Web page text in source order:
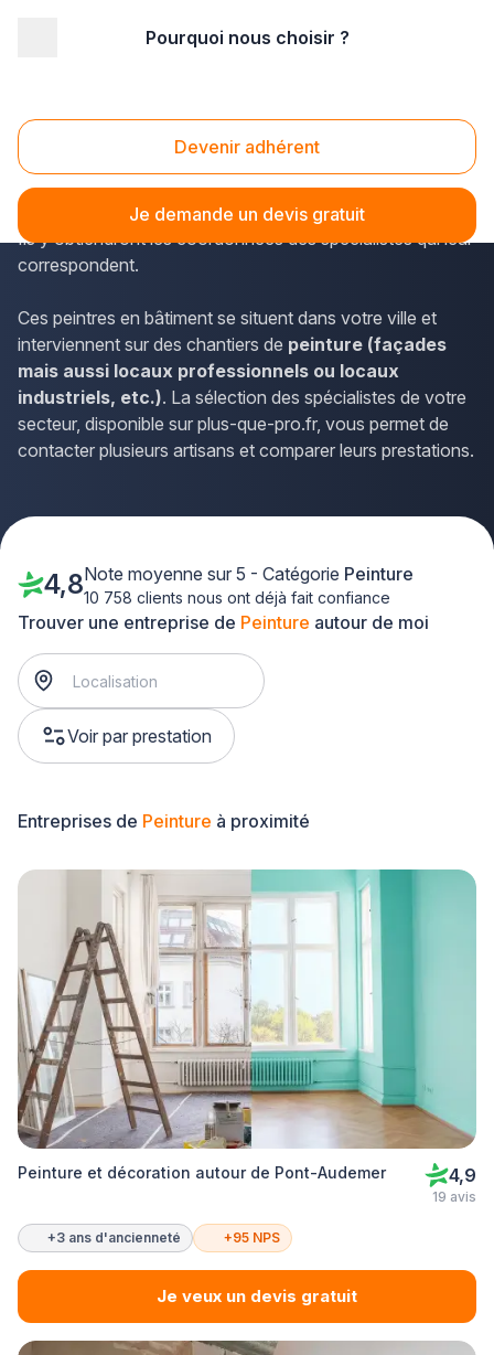
Pourquoi nous choisir ?
Devenir adhérent
Je demande un devis gratuit
Peinture Déville-lès-Rouen (76250)
Afin de trouver des peintres en bâtiment, les résidents de
Déville-lès-Rouen peuvent s'informer sur plus-que-pro.fr.
Ils y obtiendront les coordonnées des spécialistes qui leur
correspondent.
Ces peintres en bâtiment se situent dans votre ville et
interviennent sur des chantiers de peinture (façades
mais aussi locaux professionnels ou locaux
industriels, etc.). La sélection des spécialistes de votre
secteur, disponible sur plus-que-pro.fr, vous permet de
contacter plusieurs artisans et comparer leurs prestations.
Trouver une entreprise de Peinture autour de moi
Voir par prestation
4,8Note moyenne sur 5 - Catégorie Peinture
10 758 clients nous ont déjà fait confiance
Entreprises de Peinture à proximité
Peinture et décoration autour de Pont-Audemer 4,9
19 avis
+3 ans d'ancienneté +95 NPS
Je veux un devis gratuit